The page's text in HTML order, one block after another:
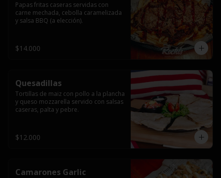
Papas fritas caseras servidas con
carne mechada, cebolla caramelizada
y salsa BBQ (a elección).
$14.000
Quesadillas
Tortillas de maiz con pollo a la plancha
y queso mozzarella servido con salsas
caseras, palta y pebre.
$12.000
Camarones Garlic